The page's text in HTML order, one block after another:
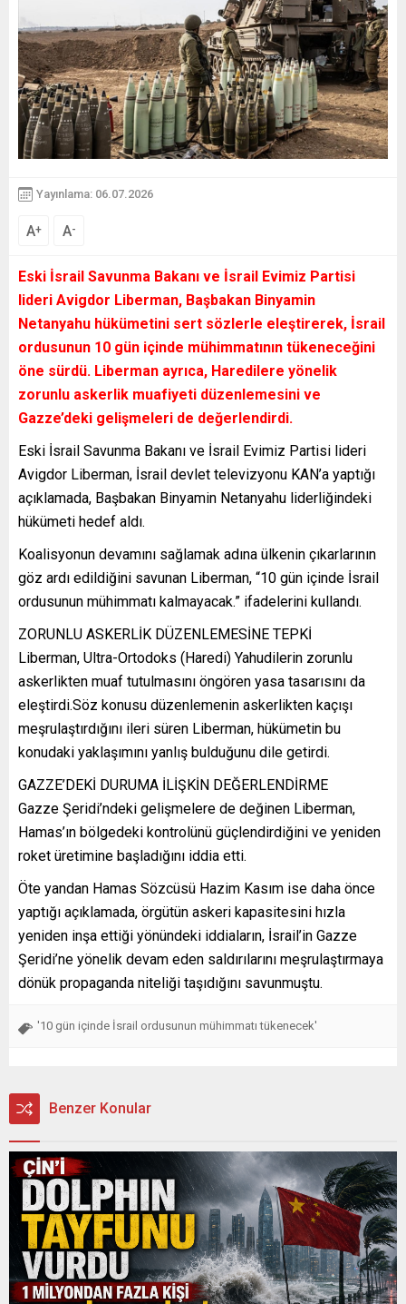
Yayınlama: 06.07.2026
A+ A-
Eski İsrail Savunma Bakanı ve İsrail Evimiz Partisi
lideri Avigdor Liberman, Başbakan Binyamin
Netanyahu hükümetini sert sözlerle eleştirerek, İsrail
ordusunun 10 gün içinde mühimmatının tükeneceğini
öne sürdü. Liberman ayrıca, Haredilere yönelik
zorunlu askerlik muafiyeti düzenlemesini ve
Gazze’deki gelişmeleri de değerlendirdi.
Eski İsrail Savunma Bakanı ve İsrail Evimiz Partisi lideri
Avigdor Liberman, İsrail devlet televizyonu KAN’a yaptığı
açıklamada, Başbakan Binyamin Netanyahu liderliğindeki
hükümeti hedef aldı.
Koalisyonun devamını sağlamak adına ülkenin çıkarlarının
göz ardı edildiğini savunan Liberman, “10 gün içinde İsrail
ordusunun mühimmatı kalmayacak.” ifadelerini kullandı.
ZORUNLU ASKERLİK DÜZENLEMESİNE TEPKİ
Liberman, Ultra-Ortodoks (Haredi) Yahudilerin zorunlu
askerlikten muaf tutulmasını öngören yasa tasarısını da
eleştirdi.Söz konusu düzenlemenin askerlikten kaçışı
meşrulaştırdığını ileri süren Liberman, hükümetin bu
konudaki yaklaşımını yanlış bulduğunu dile getirdi.
GAZZE’DEKİ DURUMA İLİŞKİN DEĞERLENDİRME
Gazze Şeridi’ndeki gelişmelere de değinen Liberman,
Hamas’ın bölgedeki kontrolünü güçlendirdiğini ve yeniden
roket üretimine başladığını iddia etti.
Öte yandan Hamas Sözcüsü Hazim Kasım ise daha önce
yaptığı açıklamada, örgütün askeri kapasitesini hızla
yeniden inşa ettiği yönündeki iddiaların, İsrail’in Gazze
Şeridi’ne yönelik devam eden saldırılarını meşrulaştırmaya
dönük propaganda niteliği taşıdığını savunmuştu.
'10 gün içinde İsrail ordusunun mühimmatı tükenecek'
Benzer Konular